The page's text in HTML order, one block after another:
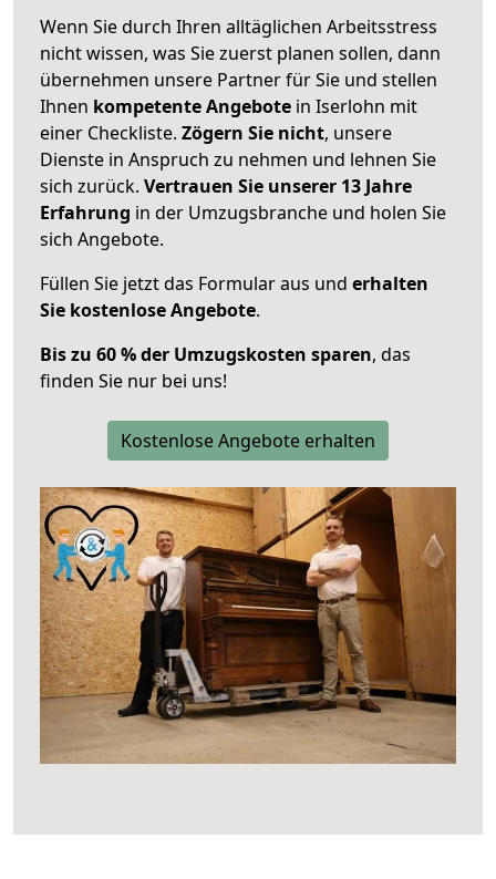
Wenn Sie durch Ihren alltäglichen Arbeitsstress
nicht wissen, was Sie zuerst planen sollen, dann
übernehmen unsere Partner für Sie und stellen
Ihnen kompetente Angebote in Iserlohn mit
einer Checkliste. Zögern Sie nicht, unsere
Dienste in Anspruch zu nehmen und lehnen Sie
sich zurück. Vertrauen Sie unserer 13 Jahre
Erfahrung in der Umzugsbranche und holen Sie
sich Angebote.
Füllen Sie jetzt das Formular aus und erhalten
Sie kostenlose Angebote.
Bis zu 60 % der Umzugskosten sparen, das
finden Sie nur bei uns!
Kostenlose Angebote erhalten